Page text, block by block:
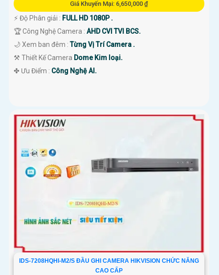
Giá Khuyến Mại: 6,650,000 ₫
️⚡ Độ Phân giải : FULL HD 1080P .
🏆 Công Nghệ Camera : AHD CVI TVI BCS.
🌙 Xem ban đêm :Từng Vị Trí Camera .
⚒ Thiết Kế Camera Dome Kim loại.
️✤ Ưu Điểm : Công Nghệ AI.
IDS-7208HQHI-M2/S ĐẦU GHI CAMERA HIKVISION CHỨC NĂNG
CAO CẤP